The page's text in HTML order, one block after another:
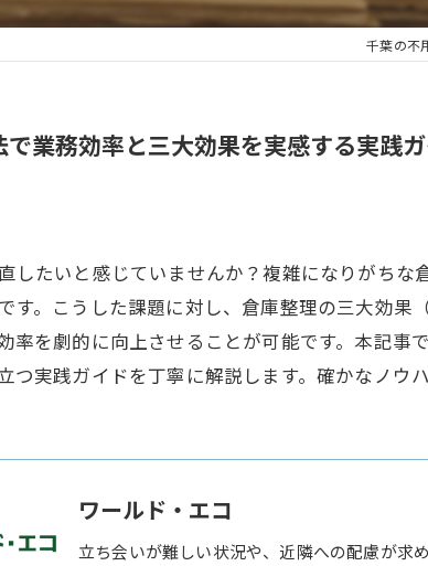
千葉の不
業務効率と三大効果を実感する実践
したいと感じていませんか？複雑になりがち
す。こうした課題に対し、倉庫整理の三大効
率を劇的に向上させることが可能です。本記
つ実践ガイドを丁寧に解説します。確かなノウ
ワールド・エコ
立ち会いが難しい状況や、近隣への配慮が求